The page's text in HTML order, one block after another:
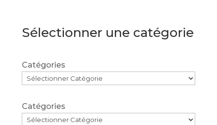
Sélectionner une catégorie
Catégories
Catégories